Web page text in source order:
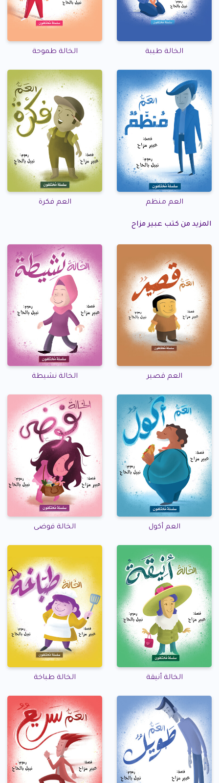
الخالة طيبة الخالة طموحة
العم منظم العم فكرة
المزيد من كتب عبير مزاح
العم قصير الخالة نشيطة
العم أكول الخالة فوضى
الخالة أنيقة الخالة طباخة